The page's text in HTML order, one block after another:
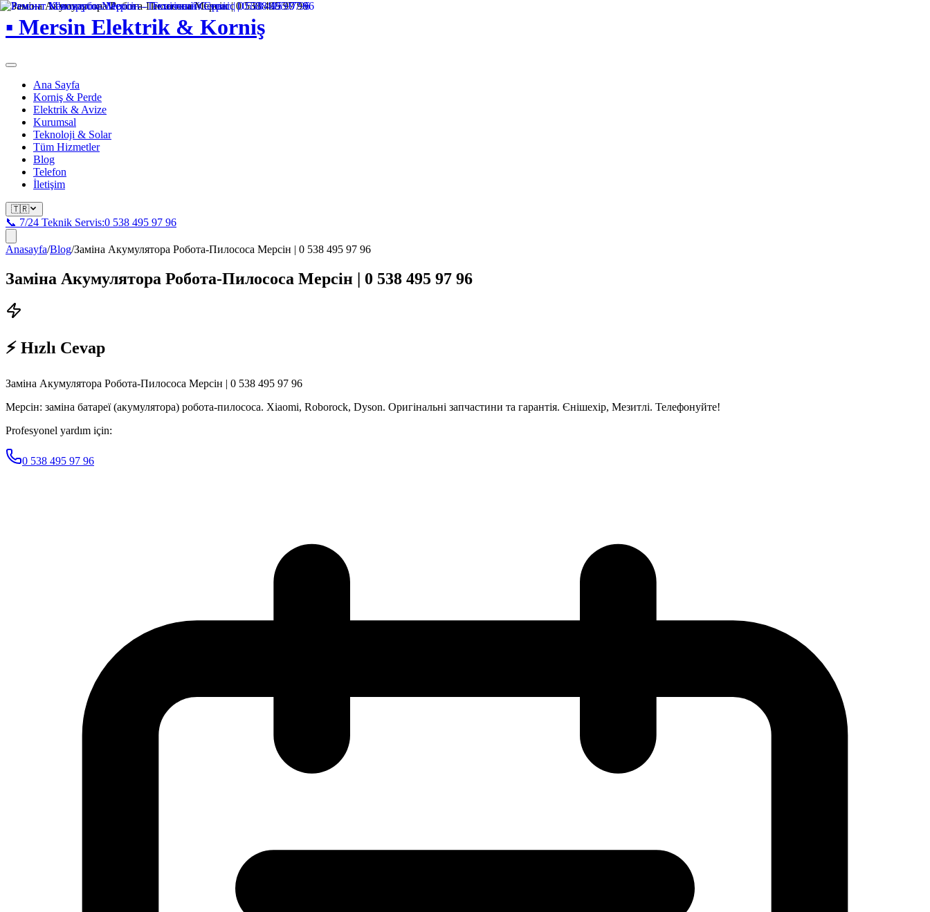
▪ Mersin Elektrik & Korniş
Ana Sayfa
Korniş & Perde
Elektrik & Avize
Kurumsal
Teknoloji & Solar
Tüm Hizmetler
Blog
Telefon
İletişim
🇹🇷
📞 7/24 Teknik Servis:0 538 495 97 96
Anasayfa/Blog/Заміна Акумулятора Робота-Пилососа Мерсін | 0 538 495 97 96
Заміна Акумулятора Робота-Пилососа Мерсін | 0 538 495 97 96
⚡ Hızlı Cevap
Заміна Акумулятора Робота-Пилососа Мерсін | 0 538 495 97 96
Мерсін: заміна батареї (акумулятора) робота-пилососа. Xiaomi, Roborock, Dyson. Оригінальні запчастини та гарантія. Єнішехір, Мезитлі. Телефонуйте!
Profesyonel yardım için:
0 538 495 97 96